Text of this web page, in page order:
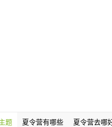
题 夏令营有哪些 夏令营去哪